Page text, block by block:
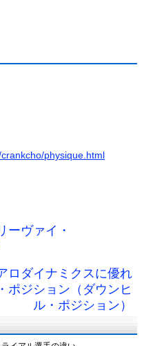
physique.html
ヴァイ・
ロダイナミクスに優れ
ポジション（ダウンヒ
ル・ポジション）